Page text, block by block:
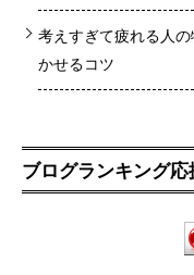
考えすぎて疲れる人
かせるコツ
ブログランキング